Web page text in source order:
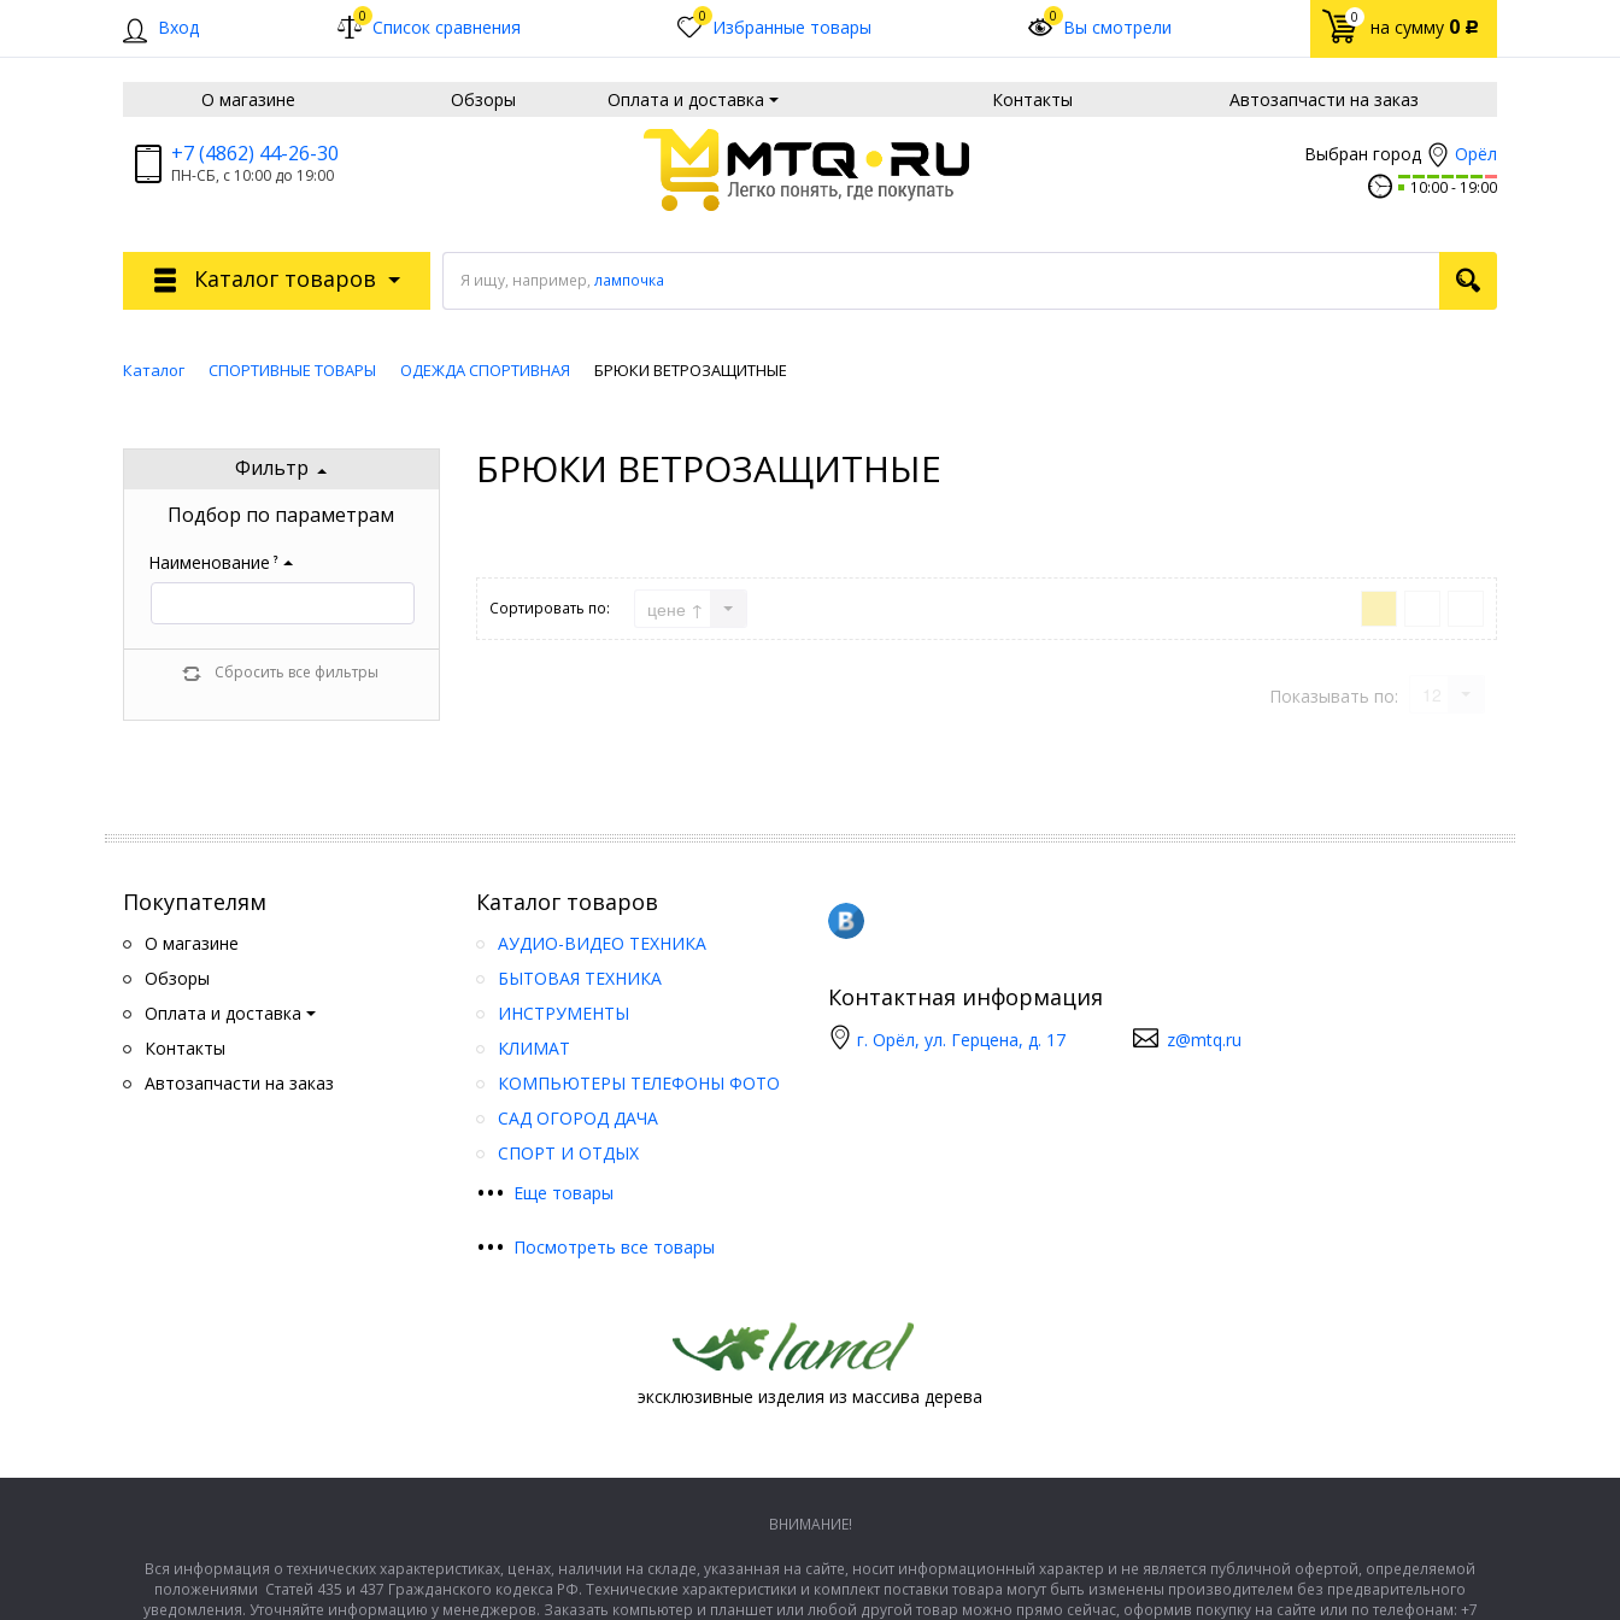
Вход 0 Список сравнения 0 Избранные товары 0 Вы смотрели 0 на сумму 0 Р
О магазине Обзоры Оплата и доставка Контакты Автозапчасти на заказ
Выбран город Орёл
10:00 19:00
+7 (4862) 44-26-30
ПН-СБ, с 10:00 до 19:00
Я ищу, например, лампочка
Каталог товаров
Каталог СПОРТИВНЫЕ ТОВАРЫ ОДЕЖДА СПОРТИВНАЯ БРЮКИ ВЕТРОЗАЩИТНЫЕ
Фильтр
Подбор по параметрам
Наименование ?
Сбросить все фильтры
БРЮКИ ВЕТРОЗАЩИТНЫЕ
Сортировать по: цене ↑
Показывать по:
Покупателям
О магазине
Обзоры
Оплата и доставка
Контакты
Автозапчасти на заказ
Каталог товаров
••• Еще товары
АУДИО-ВИДЕО ТЕХНИКА
БЫТОВАЯ ТЕХНИКА
ИНСТРУМЕНТЫ
КЛИМАТ
КОМПЬЮТЕРЫ ТЕЛЕФОНЫ ФОТО
САД ОГОРОД ДАЧА
СПОРТ И ОТДЫХ
••• Посмотреть все товары
Контактная информация
г. Орёл, ул. Герцена, д. 17 z@mtq.ru
эксклюзивные изделия из массива дерева
ВНИМАНИЕ!
Вся информация о технических характеристиках, ценах, наличии на складе, указанная на сайте, носит информационный характер и не является публичной офертой, определяемой
положениями Статей 435 и 437 Гражданского кодекса РФ. Технические характеристики и комплект поставки товара могут быть изменены производителем без предварительного
уведомления. Уточняйте информацию у менеджеров. Заказать компьютер и планшет или любой другой товар можно прямо сейчас, оформив покупку на сайте или по телефонам: +7